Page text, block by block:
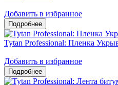
Добавить в избранное
Tytan Professional: Пленка
Добавить в избранное